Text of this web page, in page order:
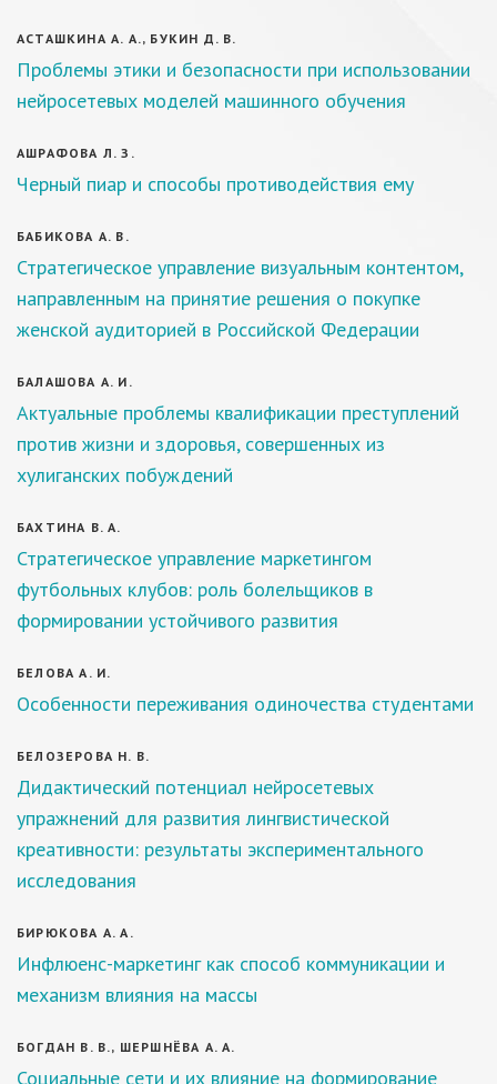
АСТАШКИНА А. А., БУКИН Д. В.
Проблемы этики и безопасности при использовании
нейросетевых моделей машинного обучения
АШРАФОВА Л. З.
Черный пиар и способы противодействия ему
БАБИКОВА А. В.
Стратегическое управление визуальным контентом,
направленным на принятие решения о покупке
женской аудиторией в Российской Федерации
БАЛАШОВА А. И.
Актуальные проблемы квалификации преступлений
против жизни и здоровья, совершенных из
хулиганских побуждений
БАХТИНА В. А.
Стратегическое управление маркетингом
футбольных клубов: роль болельщиков в
формировании устойчивого развития
БЕЛОВА А. И.
Особенности переживания одиночества студентами
БЕЛОЗЕРОВА Н. В.
Дидактический потенциал нейросетевых
упражнений для развития лингвистической
креативности: результаты экспериментального
исследования
БИРЮКОВА А. А.
Инфлюенс-маркетинг как способ коммуникации и
механизм влияния на массы
БОГДАН В. В., ШЕРШНЁВА А. А.
Социальные сети и их влияние на формирование